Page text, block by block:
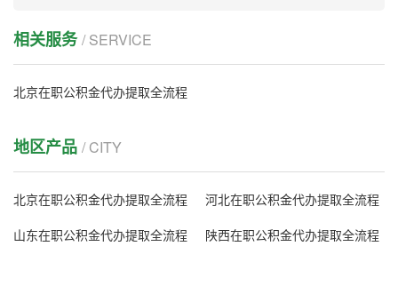
相关服务/ SERVICE
北京在职公积金代办提取全流程
地区产品 / CITY
北京在职公积金代办提取全流程
河北在职公积金代办提取全流程
山东在职公积金代办提取全流程
陕西在职公积金代办提取全流程